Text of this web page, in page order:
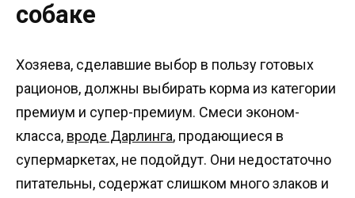
собаке
Хозяева, сделавшие выбор в пользу готовых
рационов, должны выбирать корма из категории
премиум и супер-премиум. Смеси эконом-
класса, вроде Дарлинга, продающиеся в
супермаркетах, не подойдут. Они недостаточно
питательны, содержат слишком много злаков и